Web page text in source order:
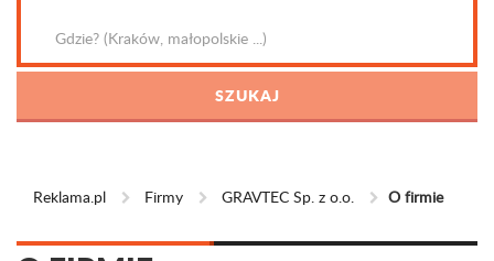
Reklama.pl Firmy GRAVTEC Sp. z o.o. O firmie